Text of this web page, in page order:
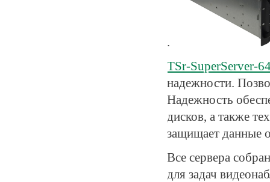
.
TSr-SuperServer-
надежности.
Надежность
дисков, а также
защищает данные
Все сервера
для задач